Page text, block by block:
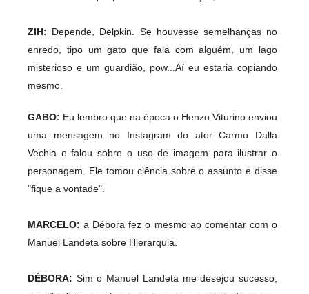
ZIH: Depende, Delpkin. Se houvesse semelhanças no
enredo, tipo um gato que fala com alguém, um lago
misterioso e um guardião, pow...Aí eu estaria copiando
mesmo.
GABO: Eu lembro que na época o Henzo Viturino enviou
uma mensagem no Instagram do ator Carmo Dalla
Vechia e falou sobre o uso de imagem para ilustrar o
personagem. Ele tomou ciência sobre o assunto e disse
"fique a vontade".
MARCELO: a Débora fez o mesmo ao comentar com o
Manuel Landeta sobre Hierarquia.
DÉBORA: Sim o Manuel Landeta me desejou sucesso,